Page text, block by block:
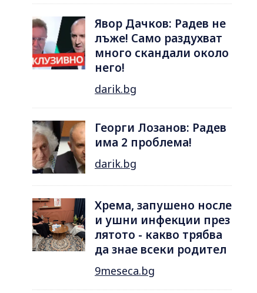
Явор Дачков: Радев не
лъже! Само раздухват
много скандали около
него!
darik.bg
Георги Лозанов: Радев
има 2 проблема!
darik.bg
Хрема, запушено носле
и ушни инфекции през
лятотo - какво трябва
да знае всеки родител
9meseca.bg